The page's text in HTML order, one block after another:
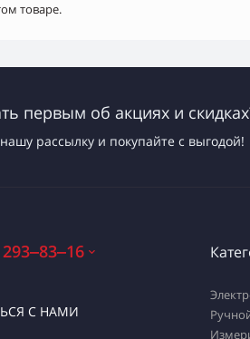
товаре.
первым об акциях и
рассылку и покупайте с выгодой!
С НАМИ